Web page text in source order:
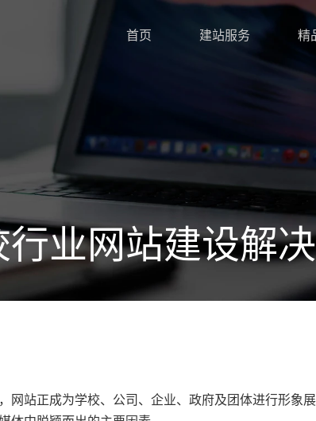
首页 建站服务 精
业网站建设解
站正成为学校、公司、企业、政府及团体进行形象